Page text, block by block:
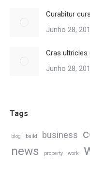
Curabitur
Junho 28,
Cras
Junho 28,
Tags
blog build business
news property work